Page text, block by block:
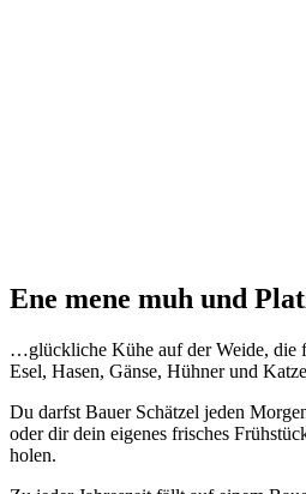
Ene mene muh und
…glückliche Kühe auf der Weide, die
Esel, Hasen, Gänse, Hühner und
Du darfst Bauer Schätzel jeden
oder dir dein eigenes frisches
holen.